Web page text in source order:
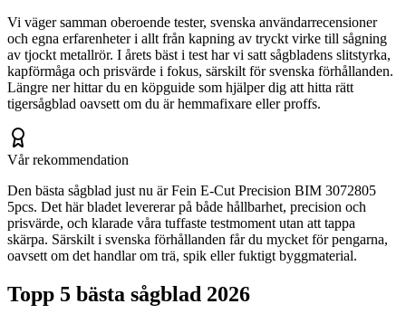
Vi väger samman oberoende tester, svenska användarrecensioner
och egna erfarenheter i allt från kapning av tryckt virke till sågning
av tjockt metallrör. I årets bäst i test har vi satt sågbladens slitstyrka,
kapförmåga och prisvärde i fokus, särskilt för svenska förhållanden.
Längre ner hittar du en köpguide som hjälper dig att hitta rätt
tigersågblad oavsett om du är hemmafixare eller proffs.
Vår rekommendation
Den bästa sågblad just nu är Fein E-Cut Precision BIM 3072805
5pcs. Det här bladet levererar på både hållbarhet, precision och
prisvärde, och klarade våra tuffaste testmoment utan att tappa
skärpa. Särskilt i svenska förhållanden får du mycket för pengarna,
oavsett om det handlar om trä, spik eller fuktigt byggmaterial.
Topp 5 bästa sågblad 2026